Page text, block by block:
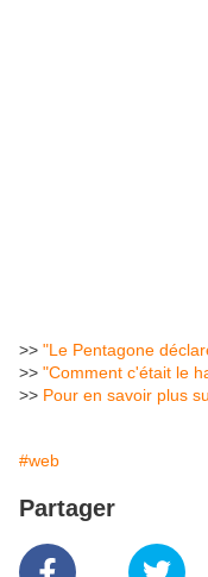
>> "Le Pentagone
>> "Comment c'était le
>> Pour en savoir plus
#web
Partager